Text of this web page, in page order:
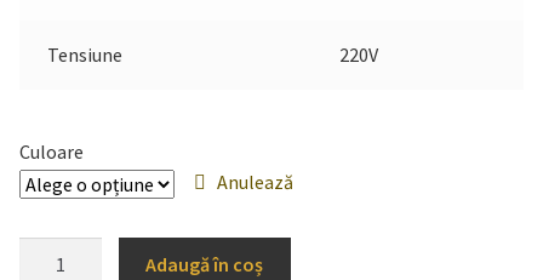
Tensiune 220V
Culoare
Anulează
Adaugă în coș